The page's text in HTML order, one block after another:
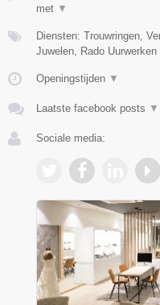
met ▼
Diensten: Trouwringen,
Juwelen, Rado Uurwerken
Openingstijden ▼
Laatste facebook posts ▼
Sociale media: